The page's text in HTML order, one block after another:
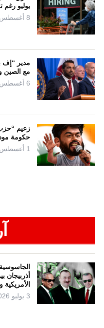
يوليو رغم
8 أغسطس 2026
مدير “إف
مع الصين
6 أغسطس 2026
زعيم “حزب
حكومة
1 أغسطس 2026
أذربيجان
3 يوليو 2026